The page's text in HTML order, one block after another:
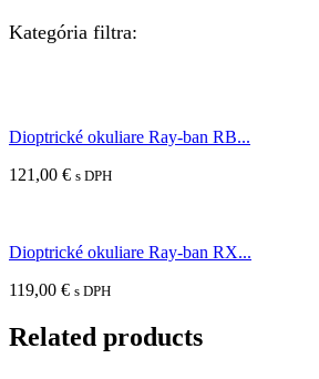
Kategória filtra:
Dioptrické okuliare Ray-ban RB...
121,00 € s DPH
Dioptrické okuliare Ray-ban RX...
119,00 € s DPH
Related products